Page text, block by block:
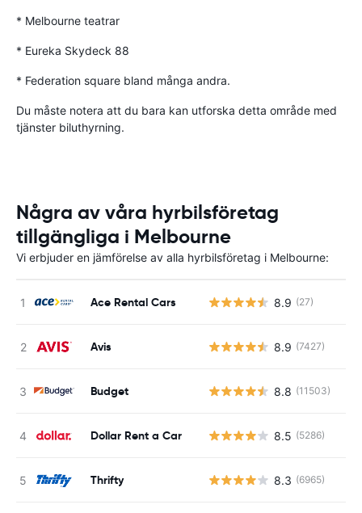
* Melbourne teatrar
* Eureka Skydeck 88
* Federation square bland många andra.
Du måste notera att du bara kan utforska detta område med
tjänster biluthyrning.
Några av våra hyrbilsföretag
tillgängliga i Melbourne
Vi erbjuder en jämförelse av alla hyrbilsföretag i Melbourne:
Ace Rental Cars 8.9 (27)
Avis 8.9 (7427)
Budget 8.8 (11503)
Dollar Rent a Car 8.5 (5286)
Thrifty 8.3 (6965)